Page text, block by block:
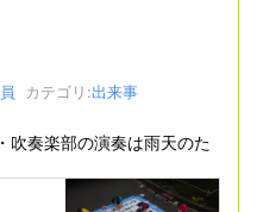
カテゴリ:出来事
吹奏楽部の演奏は雨天のた